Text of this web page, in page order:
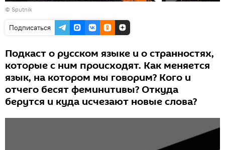
© Sputnik
Подписаться
Подкаст о русском языке и о странностях,
которые с ним происходят. Как меняется
язык, на котором мы говорим? Кого и
отчего бесят феминитивы? Откуда
берутся и куда исчезают новые слова?